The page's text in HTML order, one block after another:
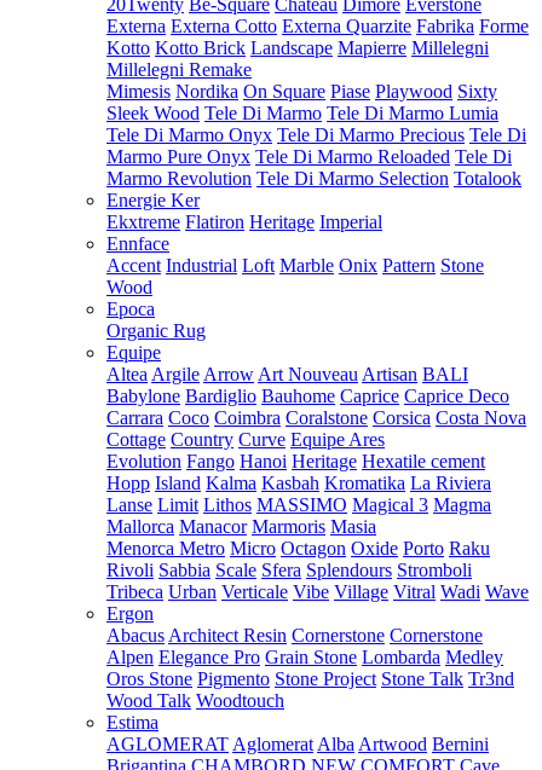
20Twenty Be-Square Chateau Dimore Everstone
Externa Externa Cotto Externa Quarzite Fabrika Forme
Kotto Kotto Brick Landscape Mapierre Millelegni
Millelegni Remake
Mimesis Nordika On Square Piase Playwood Sixty
Sleek Wood Tele Di Marmo Tele Di Marmo Lumia
Tele Di Marmo Onyx Tele Di Marmo Precious Tele Di
Marmo Pure Onyx Tele Di Marmo Reloaded Tele Di
Marmo Revolution Tele Di Marmo Selection Totalook
Energie Ker
Ekxtreme Flatiron Heritage Imperial
Ennface
Accent Industrial Loft Marble Onix Pattern Stone
Wood
Epoca
Organic Rug
Equipe
Altea Argile Arrow Art Nouveau Artisan BALI
Babylone Bardiglio Bauhome Caprice Caprice Deco
Carrara Coco Coimbra Coralstone Corsica Costa Nova
Cottage Country Curve Equipe Ares
Evolution Fango Hanoi Heritage Hexatile cement
Hopp Island Kalma Kasbah Kromatika La Riviera
Lanse Limit Lithos MASSIMO Magical 3 Magma
Mallorca Manacor Marmoris Masia
Menorca Metro Micro Octagon Oxide Porto Raku
Rivoli Sabbia Scale Sfera Splendours Stromboli
Tribeca Urban Verticale Vibe Village Vitral Wadi Wave
Ergon
Abacus Architect Resin Cornerstone Cornerstone
Alpen Elegance Pro Grain Stone Lombarda Medley
Oros Stone Pigmento Stone Project Stone Talk Tr3nd
Wood Talk Woodtouch
Estima
AGLOMERAT Aglomerat Alba Artwood Bernini